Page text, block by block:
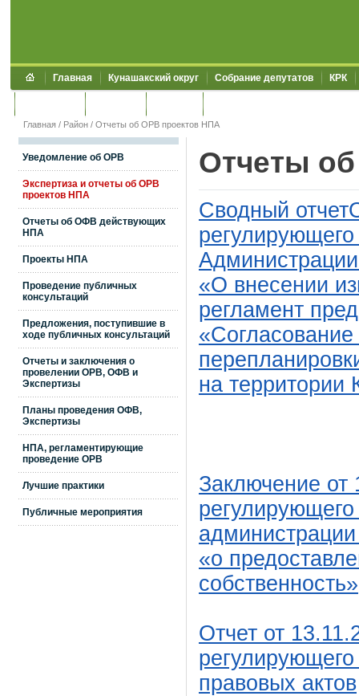
Главная Кунашакский округ Собрание депутатов КРК
Главная / Район / Отчеты об ОРВ проектов НПА
Уведомление об ОРВ
Экспертиза и отчеты об ОРВ
проектов НПА
Отчеты об ОФВ действующих
НПА
Проекты НПА
Проведение публичных
консультаций
Предложения, поступившие в
ходе публичных консультаций
Отчеты и заключения о
провелении ОРВ, ОФВ и
Экспертизы
Планы проведения ОФВ,
Экспертизы
НПА, регламентирующие
проведение ОРВ
Лучшие практики
Публичные мероприятия
Отчеты
Сводный
регулирующего
«О внесении
регламент
на территории
Заключение от
«о
собственность»
Отчет от
правовых актов